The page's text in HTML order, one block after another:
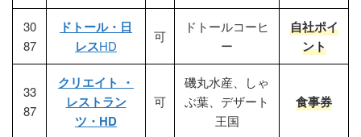
30
87
ドトール・日
レスHD
可
ドトールコーヒ
ー
自社ポイ
ント
33
87
クリエイト ・
レストラン
ツ・HD
可
磯丸水産、しゃ
ぶ葉、デザート
王国
食事券